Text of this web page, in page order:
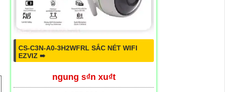
CS-C3N-A0-3H2WFRL SẮC NÉT WIFI
EZVIZ ➠
ngung s₫n xu₫t